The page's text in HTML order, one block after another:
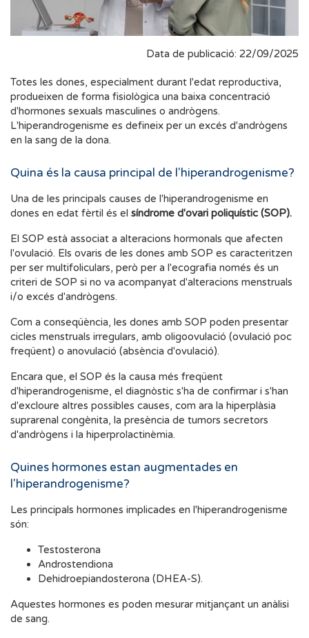
Data de publicació: 22/09/2025
Totes les dones, especialment durant l'edat reproductiva,
produeixen de forma fisiològica una baixa concentració
d'hormones sexuals masculines o andrògens.
L'hiperandrogenisme es defineix per un excés d'andrògens
en la sang de la dona.
Quina és la causa principal de l'hiperandrogenisme?
Una de les principals causes de l'hiperandrogenisme en
dones en edat fèrtil és el síndrome d'ovari poliquístic (SOP).
El SOP està associat a alteracions hormonals que afecten
l'ovulació. Els ovaris de les dones amb SOP es caracteritzen
per ser multifoliculars, però per a l'ecografia només és un
criteri de SOP si no va acompanyat d'alteracions menstruals
i/o excés d'andrògens.
Com a conseqüència, les dones amb SOP poden presentar
cicles menstruals irregulars, amb oligoovulació (ovulació poc
freqüent) o anovulació (absència d'ovulació).
Encara que, el SOP és la causa més freqüent
d'hiperandrogenisme, el diagnòstic s'ha de confirmar i s'han
d'excloure altres possibles causes, com ara la hiperplàsia
suprarenal congènita, la presència de tumors secretors
d'andrògens i la hiperprolactinèmia.
Quines hormones estan augmentades en
l'hiperandrogenisme?
Les principals hormones implicades en l'hiperandrogenisme
són:
Testosterona
Androstendiona
Dehidroepiandosterona (DHEA-S).
Aquestes hormones es poden mesurar mitjançant un anàlisi
de sang.